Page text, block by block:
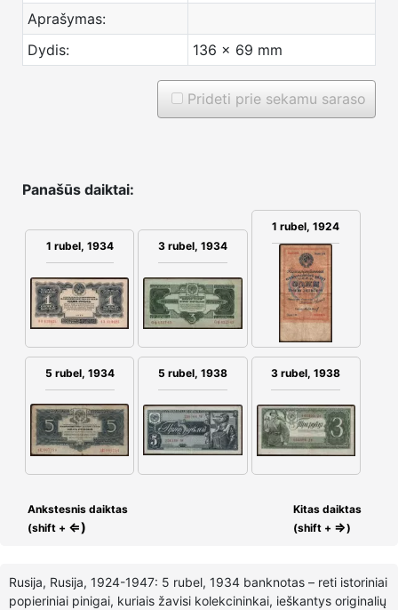
Aprašymas:
Dydis:
136 x 69 mm
Prideti prie sekamu saraso
Panašūs daiktai:
1 rubel, 1934 3 rubel, 1934
1 rubel, 1924
5 rubel, 1934 5 rubel, 1938 3 rubel, 1938
Ankstesnis daiktas
(shift + ⇐)
Kitas daiktas
(shift + ⇒)
Rusija, Rusija, 1924-1947: 5 rubel, 1934 banknotas – reti istoriniai
popieriniai pinigai, kuriais žavisi kolekcininkai, ieškantys originalių